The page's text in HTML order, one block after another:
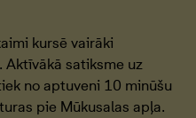
kursē vairāki
satiksme uz
no aptuveni 10 minūšu
pie Mūkusalas apļa.